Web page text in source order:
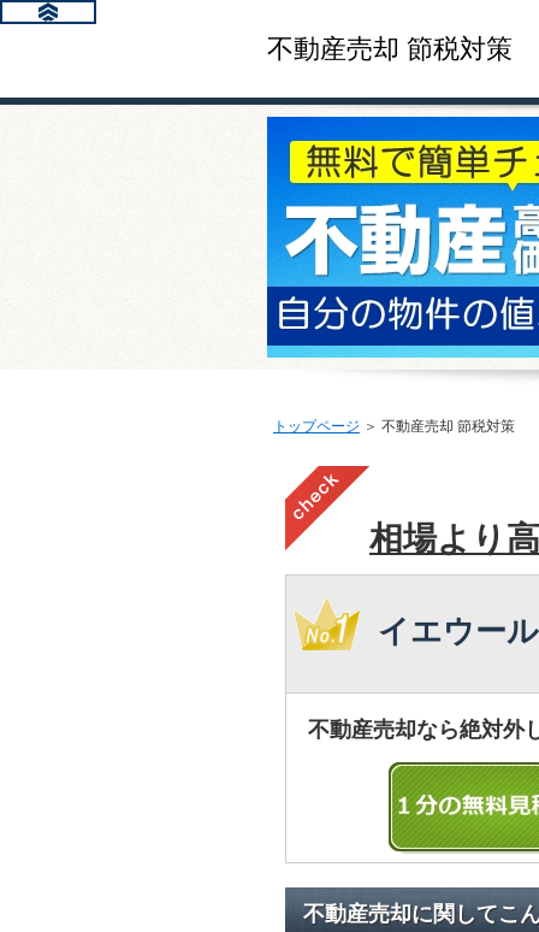
不動産売却 節税対策
トップページ ＞ 不動産売却 節税対策
相場より
イエウール
不動産売却なら絶対外
不動産売却に関してこ